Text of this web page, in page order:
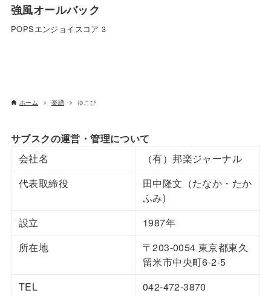
強風オールバック
POPSエンジョイスコア 3
ホーム 楽譜 ゆこぴ
サブスクの運営・管理について
会社名
（有）邦楽ジャーナル
代表取締役
田中隆文（たなか・たか
ふみ)
設立
1987年
所在地
〒203-0054 東京都東久
留米市中央町6-2-5
TEL
042-472-3870